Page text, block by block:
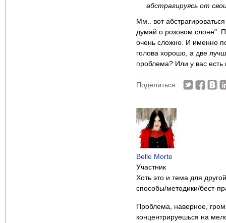
абстрагируясь от
Мм.. вот
думай о розовом слоне".
очень сложно. И именно
голова хорошо, а две
проблема? Или у вас
Поделиться:
Belle Morte
Участник
Хоть это и тема для
способы/методики/бест-
Проблема, наверное,
концентрируешься на